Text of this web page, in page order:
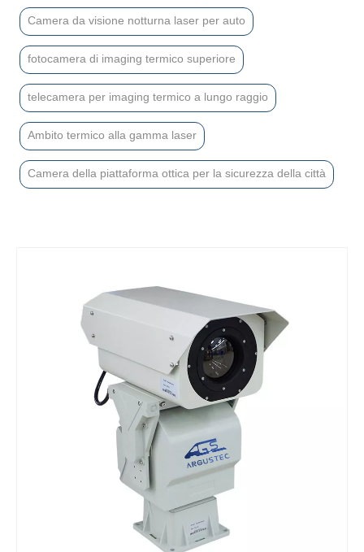
Camera da visione notturna laser per auto
fotocamera di imaging termico superiore
telecamera per imaging termico a lungo raggio
Ambito termico alla gamma laser
Camera della piattaforma ottica per la sicurezza della città